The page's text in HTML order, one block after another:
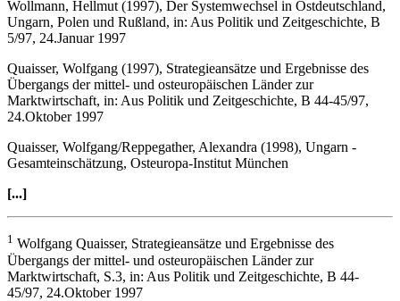
Wollmann, Hellmut (1997), Der Systemwechsel in Ostdeutschland,
Ungarn, Polen und Rußland, in: Aus Politik und Zeitgeschichte, B
5/97, 24.Januar 1997
Quaisser, Wolfgang (1997), Strategieansätze und Ergebnisse des
Übergangs der mittel- und osteuropäischen Länder zur
Marktwirtschaft, in: Aus Politik und Zeitgeschichte, B 44-45/97,
24.Oktober 1997
Quaisser, Wolfgang/Reppegather, Alexandra (1998), Ungarn -
Gesamteinschätzung, Osteuropa-Institut München
[...]
1 Wolfgang Quaisser, Strategieansätze und Ergebnisse des
Übergangs der mittel- und osteuropäischen Länder zur
Marktwirtschaft, S.3, in: Aus Politik und Zeitgeschichte, B 44-
45/97, 24.Oktober 1997